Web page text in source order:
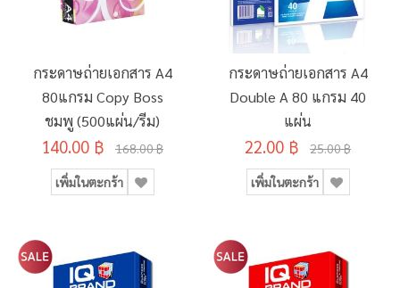
กระดาษถ่ายเอกสาร A4
80แกรม Copy Boss
ชมพู (500แผ่น/รีม)
140.00 ฿ 168.00 ฿
เพิ่มในตะกร้า
กระดาษถ่ายเอกสาร A4
Double A 80 แกรม 40
แผ่น
22.00 ฿ 25.00 ฿
เพิ่มในตะกร้า